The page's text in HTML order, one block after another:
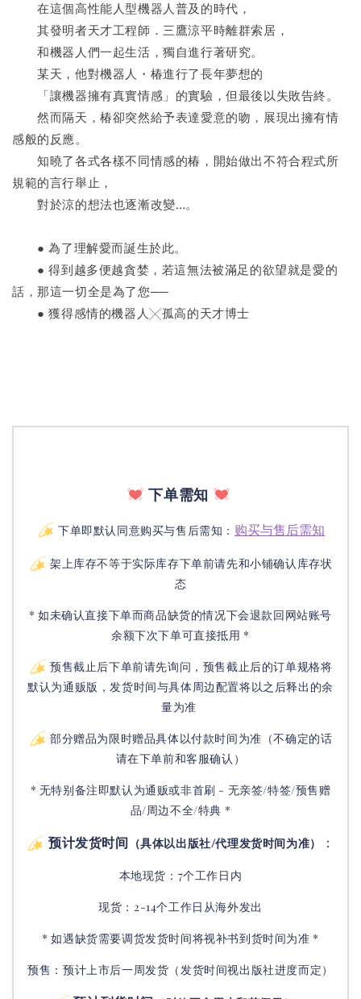
在這個高性能人型機器人普及的時代，
其發明者天才工程師．三鷹涼平時離群索居，
和機器人們一起生活，獨自進行著研究。
某天，他對機器人・椿進行了長年夢想的
「讓機器擁有真實情感」的實驗，但最後以失敗告終。
然而隔天，椿卻突然給予表達愛意的吻，展現出擁有情
感般的反應。
知曉了各式各樣不同情感的椿，開始做出不符合程式所
規範的言行舉止，
對於涼的想法也逐漸改變…。
● 為了理解愛而誕生於此。
● 得到越多便越貪婪，若這無法被滿足的欲望就是愛的
話，那這一切全是為了您──
● 獲得感情的機器人╳孤高的天才博士
下单需知
下单即默认同意购买与售后需知： 购买与售后需知
架上库存不等于实际库存下单前请先和小铺确认库存状
态
* 如未确认直接下单而商品缺货的情况下会退款回网站账号
余额下次下单可直接抵用 *
预售截止后下单前请先询问，预售截止后的订单规格将
默认为通贩版，发货时间与具体周边配置将以之后释出的余
量为准
部分赠品为限时赠品具体以付款时间为准（不确定的话
请在下单前和客服确认）
* 无特别备注即默认为通贩或非首刷 - 无亲签/特签/预售赠
品/周边不全/特典 *
预计发货时间 （具体以出版社/代理发货时间为准） ：
本地现货：7个工作日内
现货：2-14个工作日从海外发出
* 如遇缺货需要调货发货时间将视补书到货时间为准 *
预售：预计上市后一周发货（发货时间视出版社进度而定）